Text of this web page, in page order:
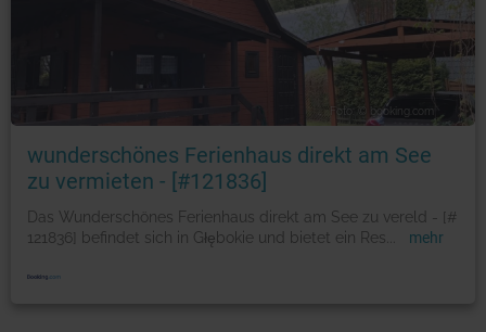
Foto: © booking.com
wunderschönes Ferienhaus direkt am See
zu vermieten - [#121836]
Das Wunderschönes Ferienhaus direkt am See zu vereld - [#
121836] befindet sich in Głębokie und bietet ein Res
mehr